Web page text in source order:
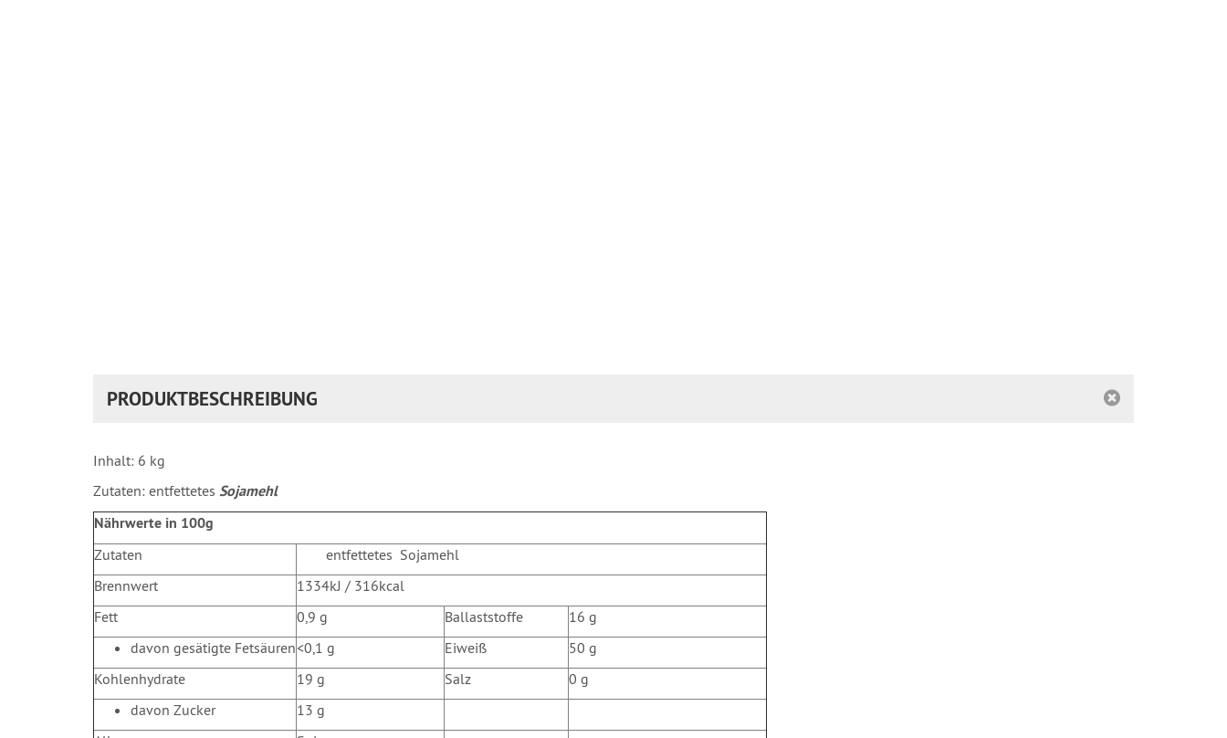
PRODUKTBESCHREIBUNG
Inhalt: 6 kg
Zutaten: entfettetes Sojamehl
Nährwerte in 100g
Zutaten
entfettetes Sojamehl
Brennwert
1334kJ / 316kcal
Fett
0,9 g Ballaststoffe
16 g
davon gesätigte Fetsäuren<0,1 g Eiweiß
50 g
Kohlenhydrate
19 g Salz
0 g
davon Zucker
13 g